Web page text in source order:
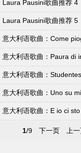
Laura Pausini歌曲推荐 4
Laura Pausini歌曲推荐 5
意大利语歌曲：Come
意大利语歌曲：Paura di
意大利语歌曲：
意大利语歌曲：Uno su
意大利语歌曲：E io ci sto
1/9 下一页 上